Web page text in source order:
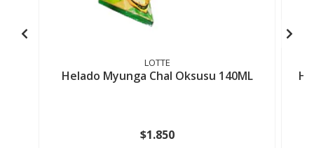
LOTTE
Helado Myunga Chal Oksusu 140ML
$1.850